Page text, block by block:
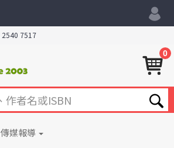
2540 7517
0
傳媒報導